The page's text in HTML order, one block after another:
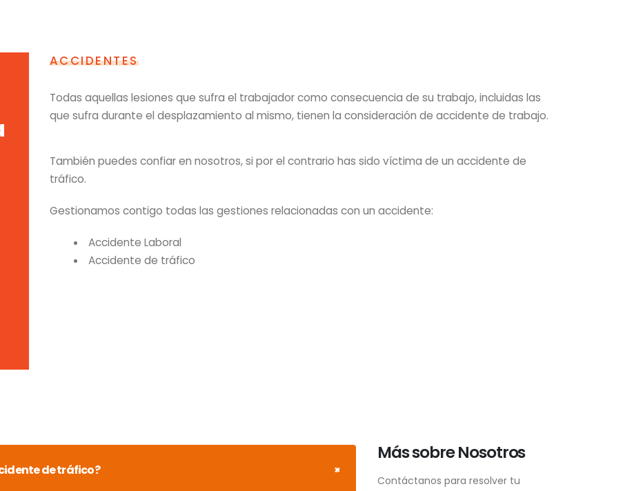
ACCIDENTES
Todas aquellas lesiones que sufra el trabajador como consecuencia de su trabajo, incluidas las
que sufra durante el desplazamiento al mismo, tienen la consideración de accidente de trabajo.
También puedes confiar en nosotros, si por el contrario has sido víctima de un accidente de
tráfico.
Gestionamos contigo todas las gestiones relacionadas con un accidente:
Accidente Laboral
Accidente de tráfico
de tráfico?
Más sobre Nosotros
Contáctanos para resolver tu